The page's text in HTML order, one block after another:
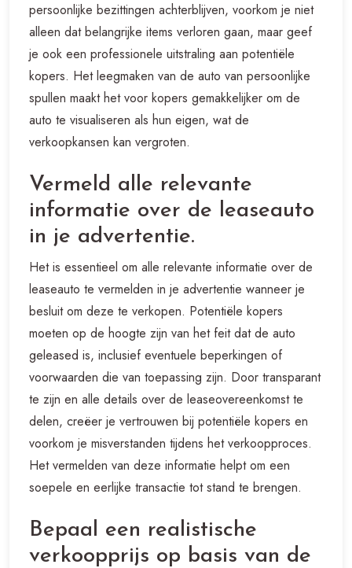
persoonlijke bezittingen achterblijven, voorkom je niet
alleen dat belangrijke items verloren gaan, maar geef
je ook een professionele uitstraling aan potentiële
kopers. Het leegmaken van de auto van persoonlijke
spullen maakt het voor kopers gemakkelijker om de
auto te visualiseren als hun eigen, wat de
verkoopkansen kan vergroten.
Vermeld alle relevante
informatie over de leaseauto
in je advertentie.
Het is essentieel om alle relevante informatie over de
leaseauto te vermelden in je advertentie wanneer je
besluit om deze te verkopen. Potentiële kopers
moeten op de hoogte zijn van het feit dat de auto
geleased is, inclusief eventuele beperkingen of
voorwaarden die van toepassing zijn. Door transparant
te zijn en alle details over de leaseovereenkomst te
delen, creëer je vertrouwen bij potentiële kopers en
voorkom je misverstanden tijdens het verkoopproces.
Het vermelden van deze informatie helpt om een
soepele en eerlijke transactie tot stand te brengen.
Bepaal een realistische
verkoopprijs op basis van de